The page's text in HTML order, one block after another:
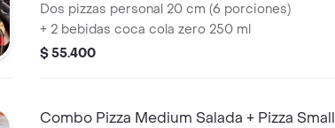
Dos pizzas personal 20 cm (6 porciones)
+ 2 bebidas coca cola zero 250 ml
$ 55.400
Combo Pizza Medium Salada + Pizza Small